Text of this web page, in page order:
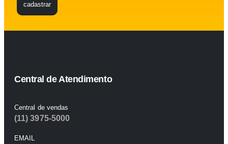
cadastrar
Central de Atendimento
Central de vendas
(11) 3975-5000
EMAIL